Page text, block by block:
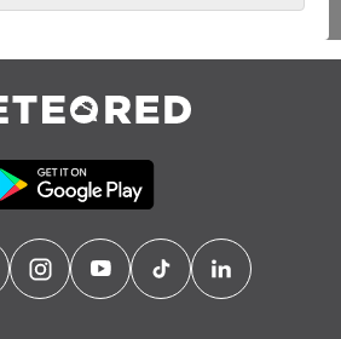
lo que puedes oponerte. Para ello,
haciendo clic en"Configurar"o
socios hacemos el siguiente
en un dispositivo y/o acceder a
para seleccionar anuncios
la publicidad personalizada, crear un
el contenido, uso de perfiles para la
personalizado, medir el rendimiento